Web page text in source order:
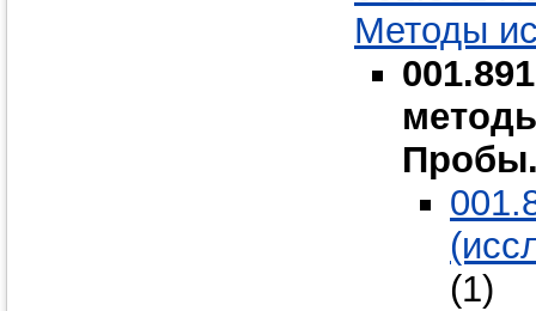
Методы
(1)